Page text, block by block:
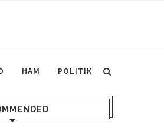
HAM POLITIK